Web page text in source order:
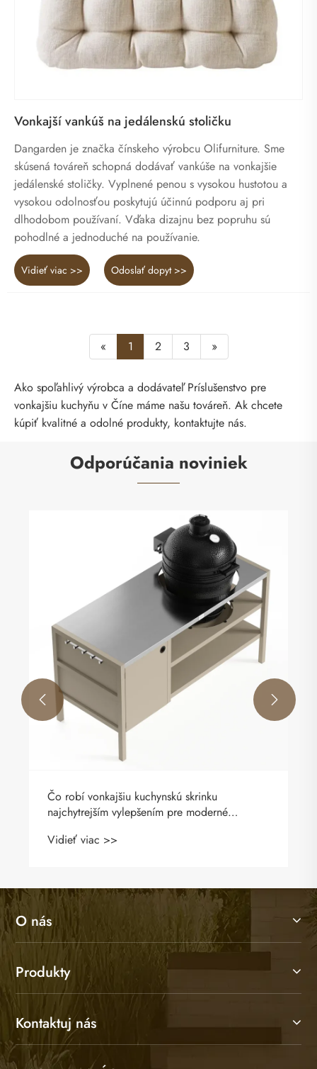
Vonkajší vankúš na jedálenskú stoličku
Dangarden je značka čínskeho výrobcu Olifurniture. Sme
skúsená továreň schopná dodávať vankúše na vonkajšie
jedálenské stoličky. Vyplnené penou s vysokou hustotou a
vysokou odolnosťou poskytujú účinnú podporu aj pri
dlhodobom používaní. Vďaka dizajnu bez popruhu sú
pohodlné a jednoduché na používanie.
Vidieť viac >> Odoslať dopyt >>
« 1 2 3 »
Ako spoľahlivý výrobca a dodávateľ Príslušenstvo pre
vonkajšiu kuchyňu v Číne máme našu továreň. Ak chcete
kúpiť kvalitné a odolné produkty, kontaktujte nás.
Odporúčania noviniek
Čo robí vonkajšiu kuchynskú skrinku
najchytrejším vylepšením pre moderné
Vidieť viac >>
 
O nás
Produkty
Kontaktuj nás